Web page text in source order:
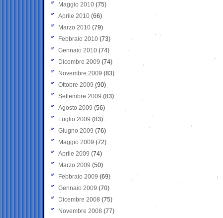
Maggio 2010 (75)
Aprile 2010 (66)
Marzo 2010 (79)
Febbraio 2010 (73)
Gennaio 2010 (74)
Dicembre 2009 (74)
Novembre 2009 (83)
Ottobre 2009 (90)
Settembre 2009 (83)
Agosto 2009 (56)
Luglio 2009 (83)
Giugno 2009 (76)
Maggio 2009 (72)
Aprile 2009 (74)
Marzo 2009 (50)
Febbraio 2009 (69)
Gennaio 2009 (70)
Dicembre 2008 (75)
Novembre 2008 (77)